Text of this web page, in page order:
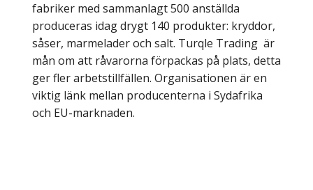
fabriker med sammanlagt 500 anställda
produceras idag drygt 140 produkter: kryddor,
såser, marmelader och salt. Turqle Trading är
mån om att råvarorna förpackas på plats, detta
ger fler arbetstillfällen. Organisationen är en
viktig länk mellan producenterna i Sydafrika
och EU-marknaden.